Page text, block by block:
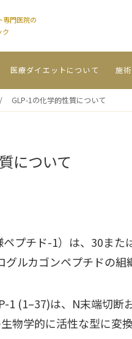
専門医院の
ク
医療ダイエットについて 施
GLP-1の化学的性質について
について
ペプチド-1）は、30また
ルカゴンペプチドの組
1 (1–37)は、N末端切断
物学的に活性な型に変換